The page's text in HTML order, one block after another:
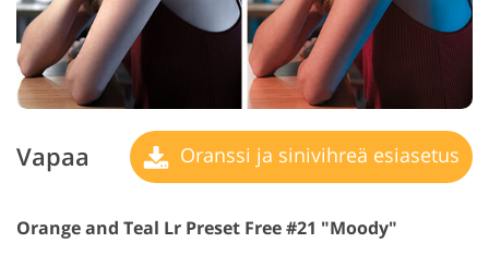
Vapaa Oranssi ja sinivihreä esiasetus
Orange and Teal Lr Preset Free #21 "Moody"